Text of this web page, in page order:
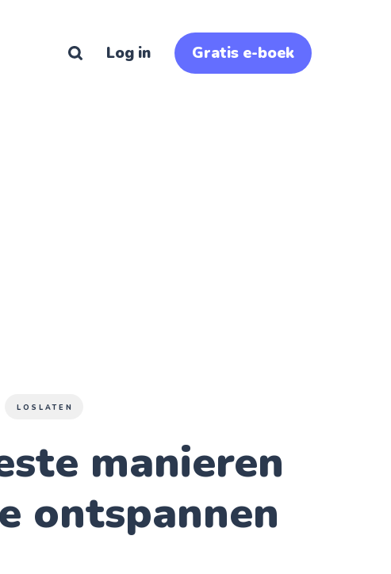
Log in Gratis e-boek
LOSLATEN
manieren
ontspannen